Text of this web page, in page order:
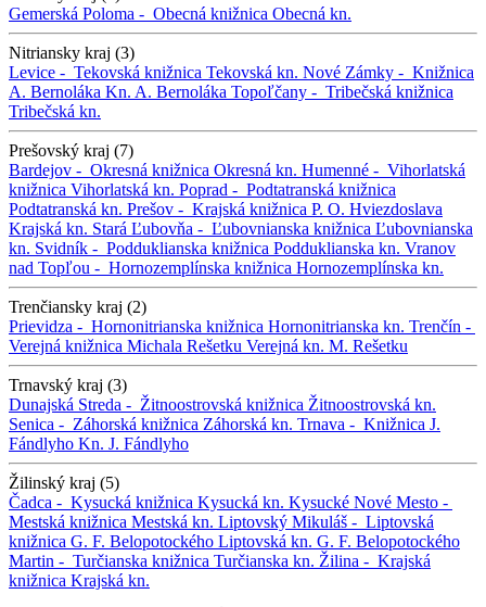
Gemerská Poloma - Obecná knižnica Obecná kn.
Nitriansky kraj (3)
Levice - Tekovská knižnica Tekovská kn. Nové Zámky - Knižnica
A. Bernoláka Kn. A. Bernoláka Topoľčany - Tribečská knižnica
Tribečská kn.
Prešovský kraj (7)
Bardejov - Okresná knižnica Okresná kn. Humenné - Vihorlatská
knižnica Vihorlatská kn. Poprad - Podtatranská knižnica
Podtatranská kn. Prešov - Krajská knižnica P. O. Hviezdoslava
Krajská kn. Stará Ľubovňa - Ľubovnianska knižnica Ľubovnianska
kn. Svidník - Podduklianska knižnica Podduklianska kn. Vranov
nad Topľou - Hornozemplínska knižnica Hornozemplínska kn.
Trenčiansky kraj (2)
Prievidza - Hornonitrianska knižnica Hornonitrianska kn. Trenčín -
Verejná knižnica Michala Rešetku Verejná kn. M. Rešetku
Trnavský kraj (3)
Dunajská Streda - Žitnoostrovská knižnica Žitnoostrovská kn.
Senica - Záhorská knižnica Záhorská kn. Trnava - Knižnica J.
Fándlyho Kn. J. Fándlyho
Žilinský kraj (5)
Čadca - Kysucká knižnica Kysucká kn. Kysucké Nové Mesto -
Mestská knižnica Mestská kn. Liptovský Mikuláš - Liptovská
knižnica G. F. Belopotockého Liptovská kn. G. F. Belopotockého
Martin - Turčianska knižnica Turčianska kn. Žilina - Krajská
knižnica Krajská kn.